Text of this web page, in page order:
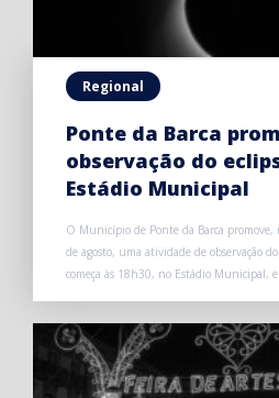
Regional
Ponte da Barca
observação do
Estádio Municipal
O Município de Ponte da Barca
de agosto, uma atividade de observação
começa às 18h30, no Estádio Municipal,